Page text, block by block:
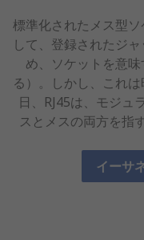
標準化されたメス型
して、登録されたジ
め、ソケットを意
る）。しかし、これ
日、RJ45は、モジュ
スとメスの両方を指
イーサ